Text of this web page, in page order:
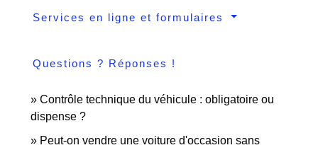
Services en ligne et formulaires
Questions ? Réponses !
Contrôle technique du véhicule : obligatoire ou
dispense ?
Peut-on vendre une voiture d'occasion sans